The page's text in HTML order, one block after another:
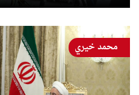
محمد خيري